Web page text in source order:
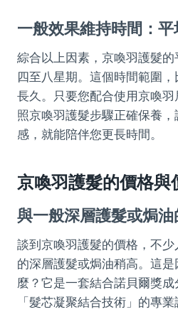
一般效果維持時間：
綜合以上因素，京喚羽護髮
四至八星期。這個時間範圍
長久。只要您配合使用京喚
照京喚羽護髮步驟正確保養
感，就能陪伴您更長時間。
京喚羽護髮的價格與
與一般深層護髮或焗
談到京喚羽護髮的價格，不
的深層護髮或焗油稍高。這
麼？它是一套結合諾貝爾獎
「髮芯凝聚結合技術」的專